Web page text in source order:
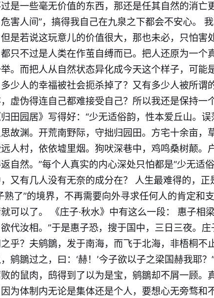
是一些毫无价值的东西，那还是任其自然的消亡
害人间”，搞得我自己在九泉之下都会不安心。
是若说这玩意儿的价值很大，那也未必，只怕害
只不过是人类在作茧自缚而已。把人还原为一个
。而把人从自然状态异化成今天这个样子，可能
少人的幸福被社会扼杀掉了？又有多少人被所谓
虚伪得连自己都难接受自己？所以我还是保持一
田园居》写得好：“少无适俗韵，性本爱丘山。
故渊。开荒南野际，守拙归园田。方宅十余亩，
人村，依依墟里烟。狗吠深巷中，鸡鸣桑树颠。
自然。”每个人真实的内心深处只怕都是“少无适
又有几人没有无奈的成分在？ 人生最难得的，正
熟了”的境界，不再需要向外寻求任何人的肯定和
可以了。 《庄子·秋水》中有这么一段： 惠子相
代汝相。”于是惠子恐，搜于国中，三日三夜。庄
乎？夫鹓鶵，发于南海，而飞于北海，非梧桐不
鹓鶵过之，曰：‘赫！’今子欲以子之梁国赫我耶
的鼠肉，鸱得到了以为是宝，鹓鶵却不屑一顾。
为体制内无论是集体还是个人，要想心无旁骛和